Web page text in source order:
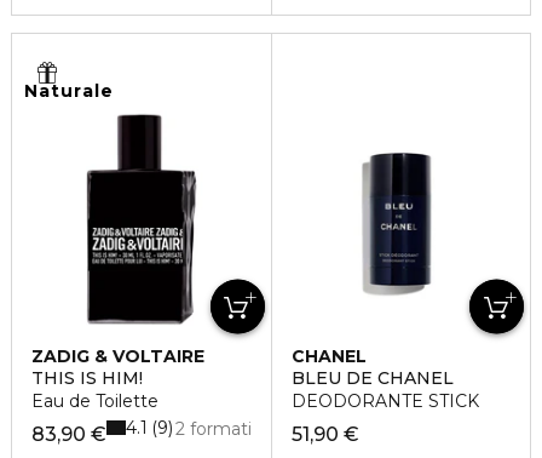
Naturale
ZADIG & VOLTAIRE
THIS IS HIM!
Eau de Toilette
83,90 € 2 formati
4.1 9
CHANEL
BLEU DE CHANEL
DEODORANTE STICK
51,90 €